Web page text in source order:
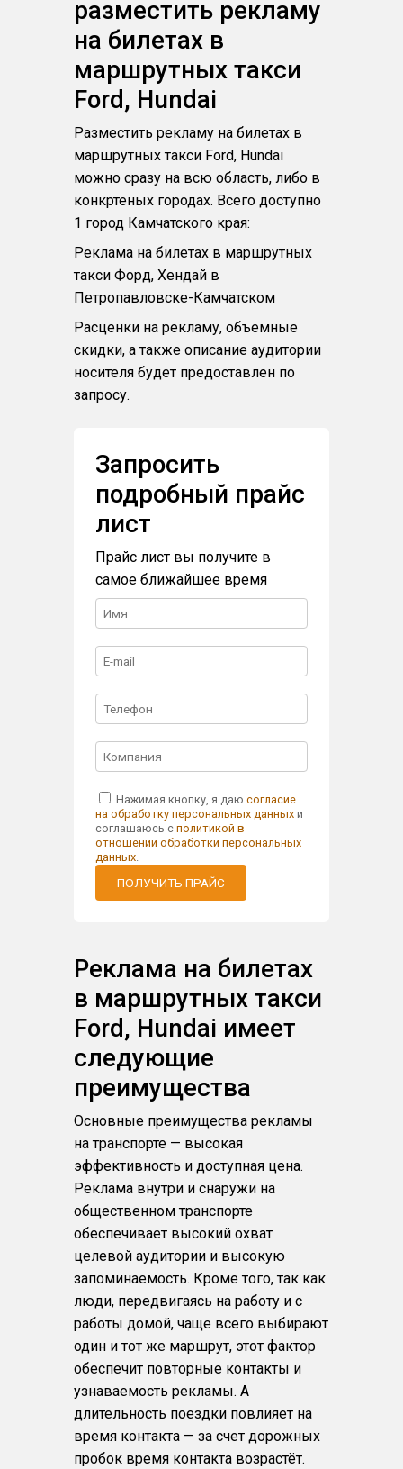
разместить рекламу
на билетах в
маршрутных такси
Ford, Hundai
Разместить рекламу на билетах в
маршрутных такси Ford, Hundai
можно сразу на всю область, либо в
конкртеных городах. Всего доступно
1 город Камчатского края:
Реклама на билетах в маршрутных
такси Форд, Хендай в
Петропавловске-Камчатском
Расценки на рекламу, объемные
скидки, а также описание аудитории
носителя будет предоставлен по
запросу.
Запросить
подробный прайс
лист
Прайс лист вы получите в
самое ближайшее время
Нажимая кнопку, я даюсогласие
на обработку персональных данных и
соглашаюсь сполитикой в
отношении обработки персональных
данных.
ПОЛУЧИТЬ ПРАЙС
Реклама на билетах
в маршрутных такси
Ford, Hundai имеет
следующие
преимущества
Основные преимущества рекламы
на транспорте — высокая
эффективность и доступная цена.
Реклама внутри и снаружи на
общественном транспорте
обеспечивает высокий охват
целевой аудитории и высокую
запоминаемость. Кроме того, так как
люди, передвигаясь на работу и с
работы домой, чаще всего выбирают
один и тот же маршрут, этот фактор
обеспечит повторные контакты и
узнаваемость рекламы. А
длительность поездки повлияет на
время контакта — за счет дорожных
пробок время контакта возрастёт.